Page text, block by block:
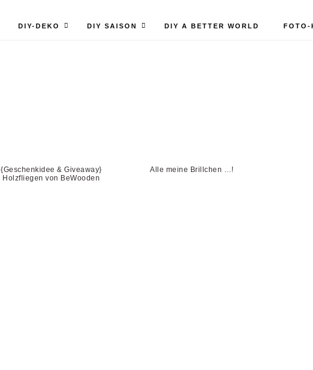
DIY-DEKO DIY SAISON DIY A BETTER WORLD FOTO-
{Geschenkidee & Giveaway}
Holzfliegen von BeWooden
Alle meine Brillchen …!